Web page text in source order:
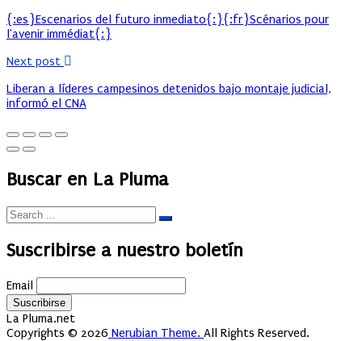
{:es}Escenarios del futuro inmediato{:}{:fr}Scénarios pour
l'avenir immédiat{:}
Next post
Liberan a líderes campesinos detenidos bajo montaje judicial,
informó el CNA
Buscar en La Pluma
Suscribirse a nuestro boletín
Email
La Pluma.net
Copyrights © 2026 Nerubian Theme. All Rights Reserved.